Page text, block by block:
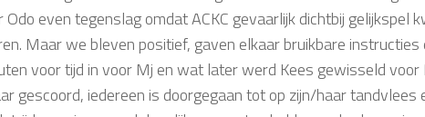
Odo even tegenslag omdat ACKC gevaarlijk dichtbij
Maar we bleven positief, gaven elkaar bruikbare
voor tijd in voor Mj en wat later werd Kees gewisseld
gescoord, iedereen is doorgegaan tot op zijn/haar